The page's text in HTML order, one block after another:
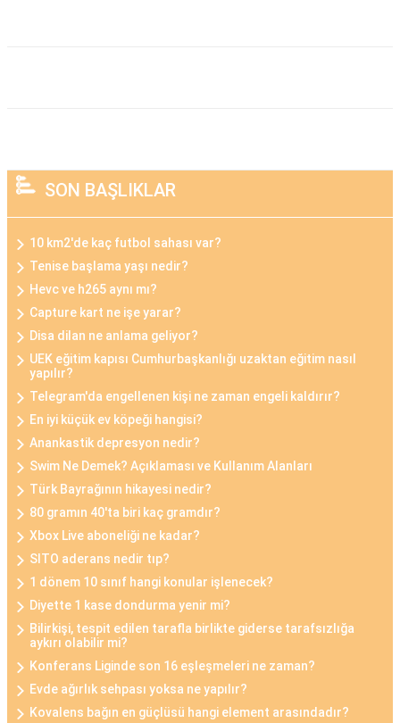
SON BAŞLIKLAR
10 km2'de kaç futbol sahası var?
Tenise başlama yaşı nedir?
Hevc ve h265 aynı mı?
Capture kart ne işe yarar?
Disa dilan ne anlama geliyor?
UEK eğitim kapısı Cumhurbaşkanlığı uzaktan eğitim nasıl
yapılır?
Telegram'da engellenen kişi ne zaman engeli kaldırır?
En iyi küçük ev köpeği hangisi?
Anankastik depresyon nedir?
Swim Ne Demek? Açıklaması ve Kullanım Alanları
Türk Bayrağının hikayesi nedir?
80 gramın 40'ta biri kaç gramdır?
Xbox Live aboneliği ne kadar?
SITO aderans nedir tıp?
1 dönem 10 sınıf hangi konular işlenecek?
Diyette 1 kase dondurma yenir mi?
Bilirkişi, tespit edilen tarafla birlikte giderse tarafsızlığa
aykırı olabilir mi?
Konferans Liginde son 16 eşleşmeleri ne zaman?
Evde ağırlık sehpası yoksa ne yapılır?
Kovalens bağın en güçlüsü hangi element arasındadır?